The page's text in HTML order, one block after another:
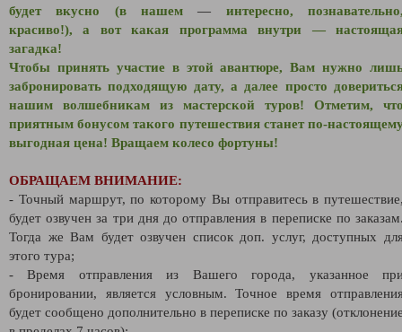
будет вкусно (в нашем— интересно,
красиво!), а вот какая программа внутри —
загадка!
Чтобы принять участие в этой авантюре, Вам нужно
забронировать подходящую дату, а далее просто
нашим волшебникам из мастерской туров! Отметим,
приятным бонусом такого путешествия станет по-
выгодная цена! Вращаем колесо фортуны!
ОБРАЩАЕМ ВНИМАНИЕ:
- Точный маршрут, по которому Вы отправитесь в
будет озвучен за три дня до отправления в переписке по
Тогда же Вам будет озвучен список доп. услуг, доступных
этого тура;
- Время отправления из Вашего города, указанное
бронировании, является условным. Точное время
будет сообщено дополнительно в переписке по заказу